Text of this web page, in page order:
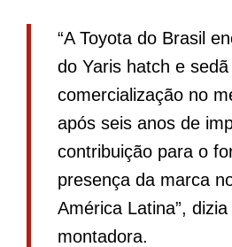
“A Toyota do Brasil
do Yaris hatch e
comercialização no
após seis anos de
contribuição para o
presença da marca
América Latina”,
montadora.